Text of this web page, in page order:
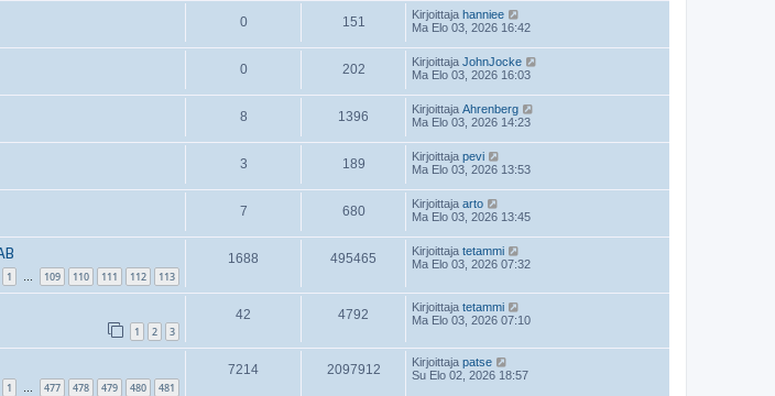
0 151 Kirjoittaja hanniee
Ma Elo 03, 2026 16:42
0 202 Kirjoittaja JohnJocke
Ma Elo 03, 2026 16:03
8 1396 Kirjoittaja Ahrenberg
Ma Elo 03, 2026 14:23
3 189 Kirjoittaja pevi
Ma Elo 03, 2026 13:53
7 680 Kirjoittaja arto
Ma Elo 03, 2026 13:45
1 … 109 110 111 112 113
1688 495465 Kirjoittaja tetammi
Ma Elo 03, 2026 07:32
1 2 3
42 4792 Kirjoittaja tetammi
Ma Elo 03, 2026 07:10
1 … 477 478 479 480 481
7214 2097912 Kirjoittaja patse
Su Elo 02, 2026 18:57